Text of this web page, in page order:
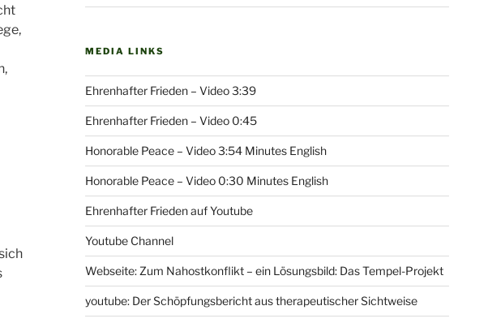
MEDIA LINKS
Ehrenhafter Frieden – Video 3:39
Ehrenhafter Frieden – Video 0:45
Honorable Peace – Video 3:54 Minutes English
Honorable Peace – Video 0:30 Minutes English
Ehrenhafter Frieden auf Youtube
Youtube Channel
Webseite: Zum Nahostkonflikt – ein Lösungsbild: Das Tempel-Projekt
youtube: Der Schöpfungsbericht aus therapeutischer Sichtweise